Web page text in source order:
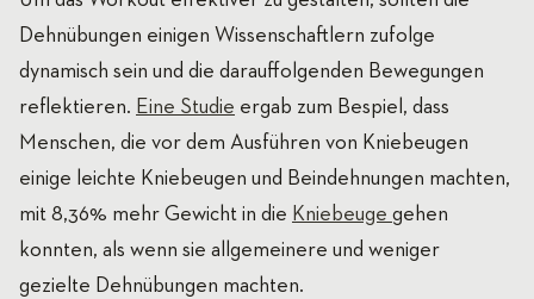
Dehnübungen einigen Wissenschaftlern zufolge
dynamisch sein und die darauffolgenden Bewegungen
reflektieren. Eine Studie ergab zum Bespiel, dass
Menschen, die vor dem Ausführen von Kniebeugen
einige leichte Kniebeugen und Beindehnungen machten,
mit 8,36% mehr Gewicht in die Kniebeuge gehen
konnten, als wenn sie allgemeinere und weniger
gezielte Dehnübungen machten.